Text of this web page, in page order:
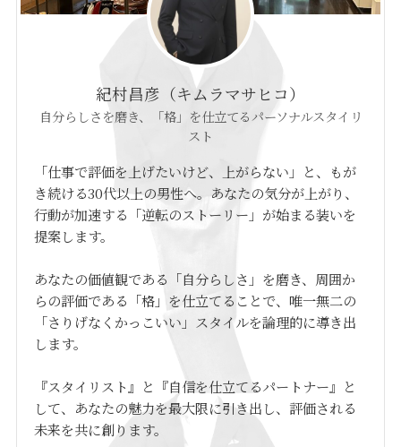
紀村昌彦（キムラマサヒコ）
自分らしさを磨き、「格」を仕立てるパーソナルスタイリ
スト
「仕事で評価を上げたいけど、上がらない」と、もが
き続ける30代以上の男性へ。あなたの気分が上がり、
行動が加速する「逆転のストーリー」が始まる装いを
提案します。
あなたの価値観である「自分らしさ」を磨き、周囲か
らの評価である「格」を仕立てることで、唯一無二の
「さりげなくかっこいい」スタイルを論理的に導き出
します。
『スタイリスト』と『自信を仕立てるパートナー』と
して、あなたの魅力を最大限に引き出し、評価される
未来を共に創ります。